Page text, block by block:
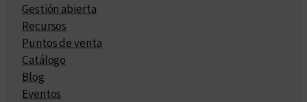
Gestión abierta
Recursos
Puntos de venta
Catálogo
Blog
Eventos